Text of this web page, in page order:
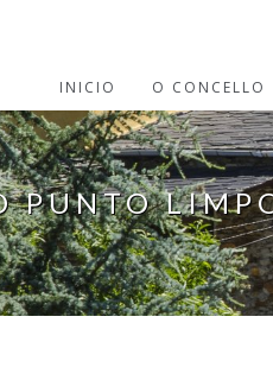
INICIO O CONCELLO
PUNTO